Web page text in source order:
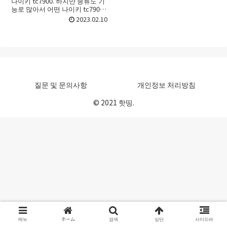
능로 많아서 어떤 나이키 tc7900
를 골라야 할지 선택하기가 어려
울 때가 있죠. 처음 접할 때라면 더
2023.02.10
질문 및 문의사항
개인정보 처리방침
© 2021 핫띵.
메뉴 ホーム 검색 상단 사이드바